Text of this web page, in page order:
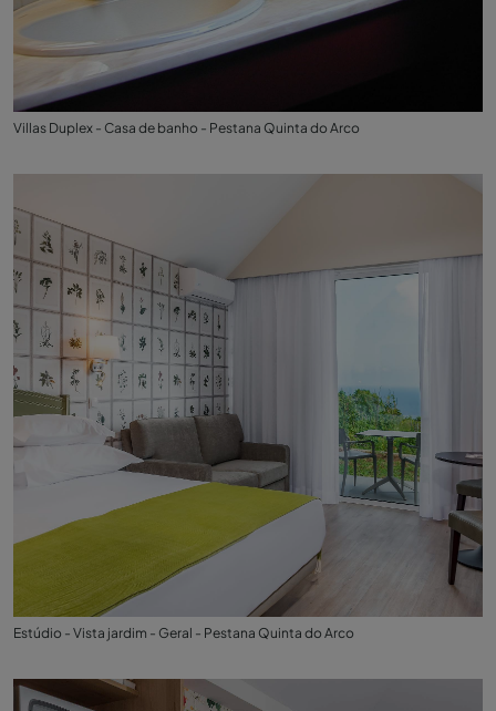
Villas Duplex - Casa de banho - Pestana Quinta do Arco
Estúdio - Vista jardim - Geral - Pestana Quinta do Arco